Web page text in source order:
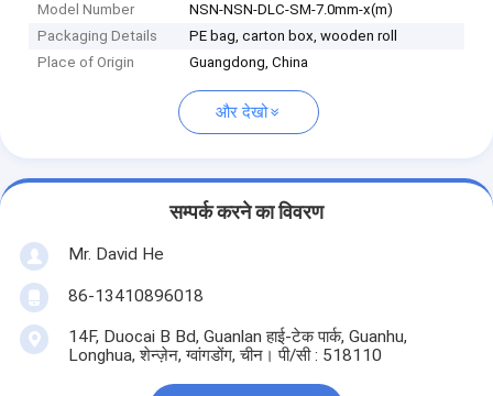
Model Number
NSN-NSN-DLC-SM-7.0mm-x(m)
Packaging Details
PE bag, carton box, wooden roll
Place of Origin
Guangdong, China
और देखो
सम्पर्क करने का विवरण
Mr. David He
86-13410896018
14F, Duocai B Bd, Guanlan हाई-टेक पार्क, Guanhu,
Longhua, शेन्ज़ेन, ग्वांगडोंग, चीन। पी/सी : 518110